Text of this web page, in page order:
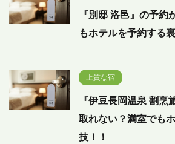
『別邸 洛邑』の予
もホテルを予約する
上質な宿
『伊豆長岡温泉 割
取れない？満室でも
技！！